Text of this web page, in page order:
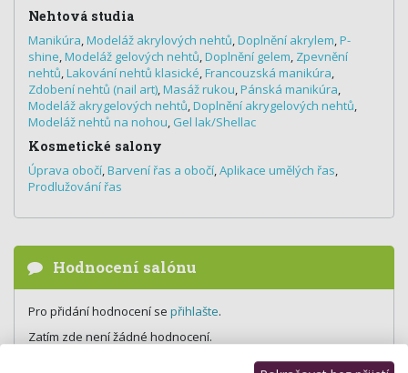
Nehtová studia
Manikúra,Modeláž akrylových nehtů,Doplnění akrylem,P-
shine,Modeláž gelových nehtů,Doplnění gelem, Zpevnění
nehtů,Lakování nehtů klasické,Francouzská manikúra,
Zdobení nehtů (nail art),Masáž rukou,Pánská manikúra,
Modeláž akrygelových nehtů,Doplnění akrygelových nehtů,
Modeláž nehtů na nohou, Gel lak/Shellac
Kosmetické salony
Úprava obočí,Barvení řas a obočí,Aplikace umělých řas,
Prodlužování řas
Hodnocení salónu
Pro přidání hodnocení se přihlašte.
Zatím zde není žádné hodnocení.